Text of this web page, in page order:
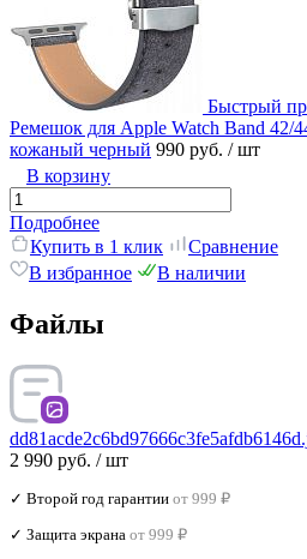
Быстрый
Ремешок для Apple Watch Band 42/
кожаный черный 990 руб. / шт
В корзину
Подробнее
Купить в 1 клик
Сравнение
В избранное
В наличии
Файлы
2 990 руб. / шт
✓ Второй год гарантии от 999 ₽
✓ Защита экрана от 999 ₽